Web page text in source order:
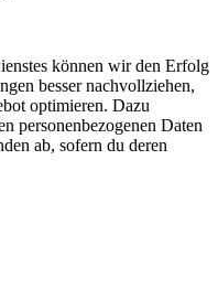
können wir den Erfolg
besser nachvollziehen,
optimieren. Dazu
personenbezogenen Daten
ab, sofern du deren